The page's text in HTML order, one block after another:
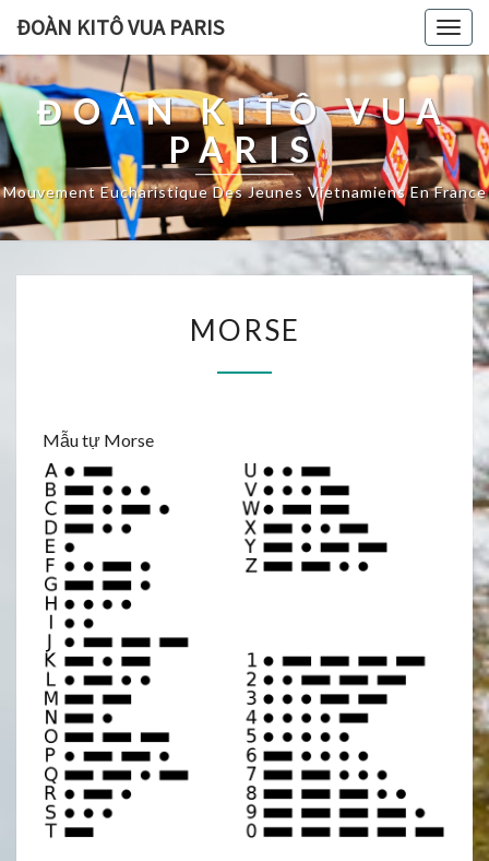
ĐOÀN KITÔ VUA PARIS
ĐOÀN KITÔ VUA
PARIS
Mouvement Eucharistique Des Jeunes Vietnamiens En France
MORSE
Mẫu tự Morse